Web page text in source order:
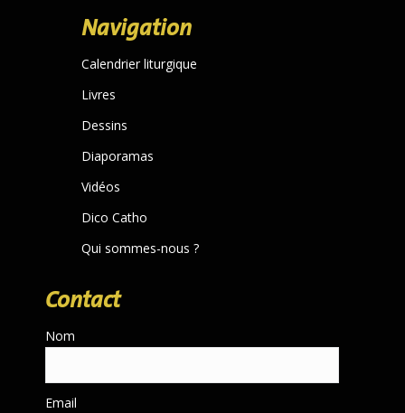
opens
window
Navigation
Calendrier liturgique
Livres
Dessins
Diaporamas
Vidéos
Dico Catho
Qui sommes-nous ?
Contact
Nom
Email